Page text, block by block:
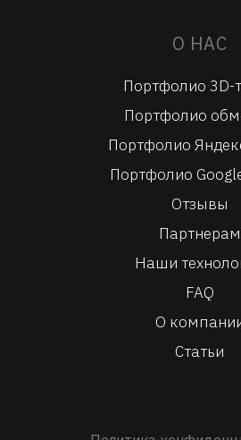
О НАС
Портфолио 3D-
Портфолио
Портфолио
Портфолио
Отзывы
Партнерам
Наши
FAQ
О
Статьи